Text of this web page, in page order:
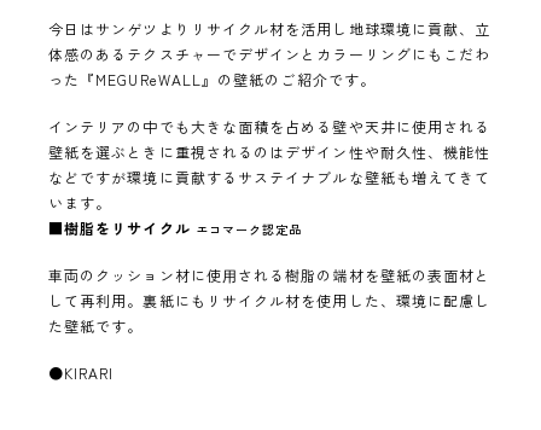
今日はサンゲツよりリサイクル材を活用し地球環境に貢献、立
体感のあるテクスチャーでデザインとカラーリングにもこだわ
った『MEGUReWALL』の壁紙のご紹介です。
インテリアの中でも大きな面積を占める壁や天井に使用される
壁紙を選ぶときに重視されるのはデザイン性や耐久性、機能性
などですが環境に貢献するサステイナブルな壁紙も増えてきて
います。
■樹脂をリサイクル エコマーク認定品
車両のクッション材に使⽤される樹脂の端材を壁紙の表面材と
して再利用。裏紙にもリサイクル材を使用した、環境に配慮し
た壁紙です。
●KIRARI